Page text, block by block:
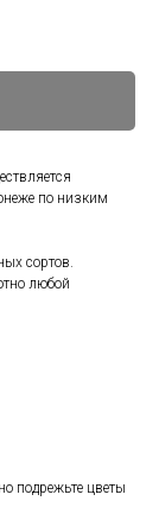
по низким
сортов.
любой
подрежьте цветы